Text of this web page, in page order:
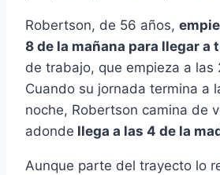
Robertson, de 56 años,
8 de la mañana para llegar a
de trabajo, que empieza a las
Cuando su jornada termina a
noche, Robertson camina de
adonde llega a las 4 de la
Aunque parte del trayecto lo